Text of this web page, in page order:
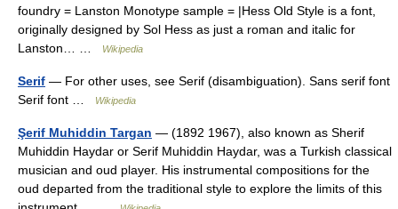
foundry = Lanston Monotype sample = |Hess Old Style is a font,
originally designed by Sol Hess as just a roman and italic for
Lanston… …
Wikipedia
Serif — For other uses, see Serif (disambiguation). Sans serif font
Serif font …
Wikipedia
Şerif Muhiddin Targan — (1892 1967), also known as Sherif
Muhiddin Haydar or Serif Muhiddin Haydar, was a Turkish classical
musician and oud player. His instrumental compositions for the
oud departed from the traditional style to explore the limits of this